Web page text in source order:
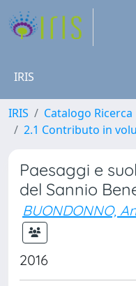
IRIS
IRIS Catalogo Ricerca
2.1 Contributo in
Paesaggi e
del Sannio
BUONDONNO,
2016